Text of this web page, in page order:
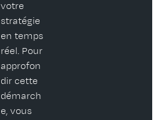
votre
stratégie
en temps
réel. Pour
approfon
dir cette
démarch
e, vous